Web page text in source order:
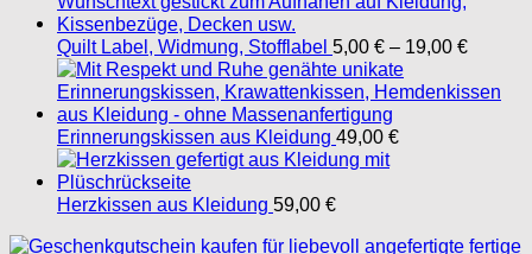
Quilt Label, Widmung, Stofflabel 5,00 € – 19,00 €
bis
Erinnerungskissen aus Kleidung 49,00 €
Herzkissen aus Kleidung 59,00 €